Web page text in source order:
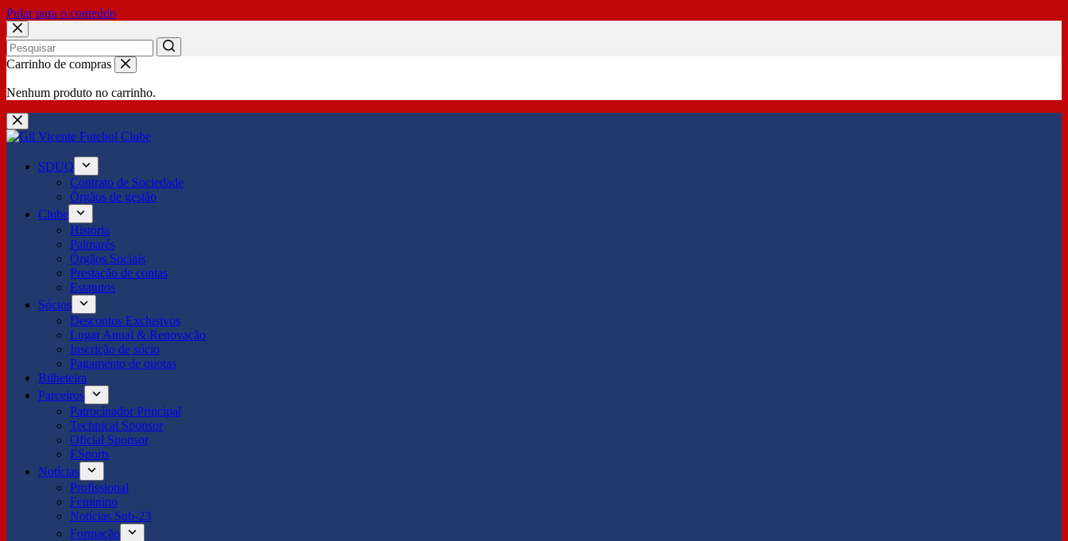
Pular para o conteúdo
No
Carrinho de compras
Nenhum produto no carrinho.
SDUQ
Contrato de Sociedade
Órgãos de gestão
Clube
História
Palmarés
Órgãos Sociais
Prestação de contas
Estatutos
Sócios
Descontos Exclusivos
Lugar Anual & Renovação
Inscrição de sócio
Pagamento de quotas
Bilheteira
Parceiros
Patrocinador Principal
Technical Sponsor
Oficial Sponsor
ESports
Notícias
Profissional
Feminino
Notícias Sub-23
Formação